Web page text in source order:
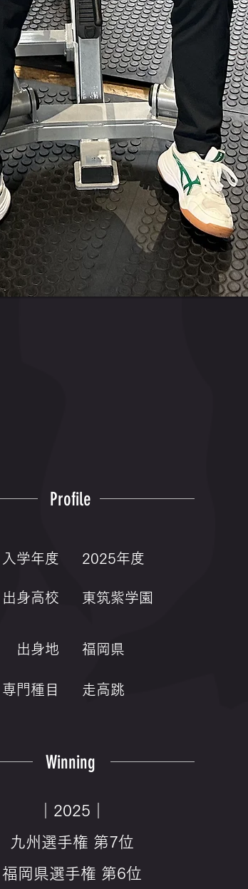
Profile
入学年度
出身高校
2025年度
東筑紫学園
出身地
専門種目
福岡県
走高跳
Winning
｜2025｜
九州選手権 第7位
福岡県選手権 第6位